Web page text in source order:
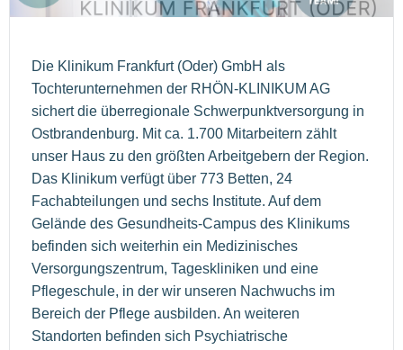
Die Klinikum Frankfurt (Oder) GmbH als
Tochterunternehmen der RHÖN-KLINIKUM AG
sichert die überregionale Schwerpunktversorgung in
Ostbrandenburg. Mit ca. 1.700 Mitarbeitern zählt
unser Haus zu den größten Arbeitgebern der Region.
Das Klinikum verfügt über 773 Betten, 24
Fachabteilungen und sechs Institute. Auf dem
Gelände des Gesundheits-Campus des Klinikums
befinden sich weiterhin ein Medizinisches
Versorgungszentrum, Tageskliniken und eine
Pflegeschule, in der wir unseren Nachwuchs im
Bereich der Pflege ausbilden. An weiteren
Standorten befinden sich Psychiatrische